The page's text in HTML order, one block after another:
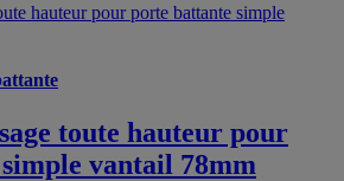
toute hauteur pour
vantail 78mm